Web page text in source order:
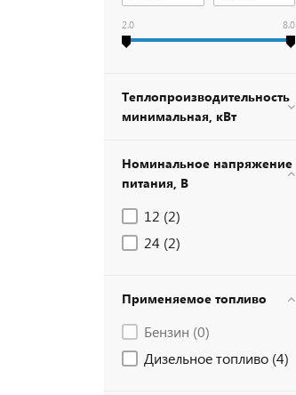
2.0 8.0
Теплопроизводительность
минимальная, кВт
Номинальное напряжение
питания, В
12 (2)
24 (2)
Применяемое топливо
Бензин (0)
Дизельное топливо (4)